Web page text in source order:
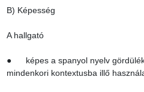
B) Képesség
A hallgató
●      képes a spanyol nyelv
mindenkori kontextusba illő